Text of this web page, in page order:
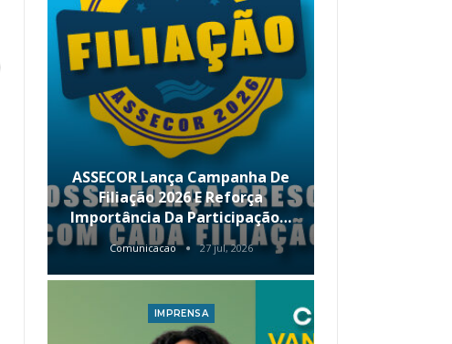
ASSECOR Lança Campanha De
Filiação 2026 E Reforça
Importância Da Participação…
Comunicacao 27 jul, 2026
IMPRENSA